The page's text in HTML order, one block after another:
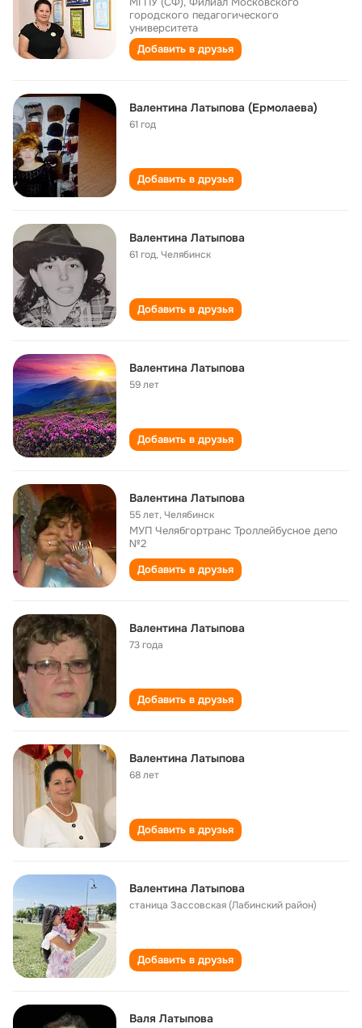
городского педагогического
университета
Добавить в друзья
Валентина Латыпова (Ермолаева)
61 год
Добавить в друзья
Валентина Латыпова
61 год,Челябинск
Добавить в друзья
Валентина Латыпова
59 лет
Добавить в друзья
Валентина Латыпова
55 лет,Челябинск
МУП Челябгортранс Троллейбусное депо
№2
Добавить в друзья
Валентина Латыпова
73 года
Добавить в друзья
Валентина Латыпова
68 лет
Добавить в друзья
Валентина Латыпова
станица Зассовская (Лабинский район)
Добавить в друзья
Валя Латыпова